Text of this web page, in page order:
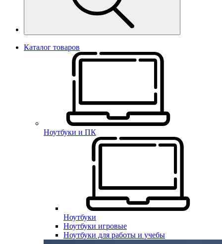
Каталог товаров
Ноутбуки и ПК
Ноутбуки
Ноутбуки игровые
Ноутбуки для работы и учебы